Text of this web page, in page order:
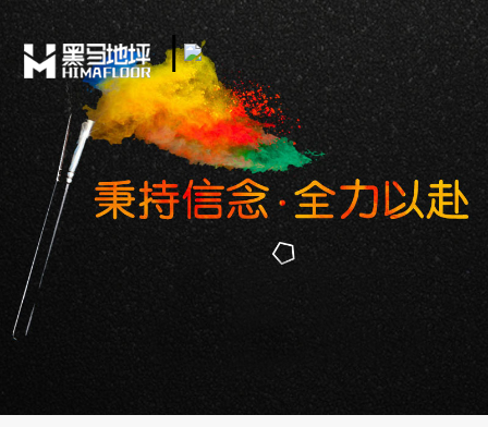
Toggle
navigation
|